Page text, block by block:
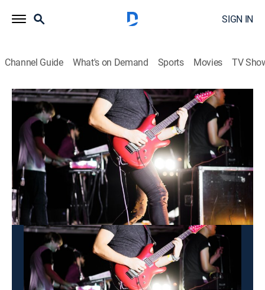
SIGN IN
Channel Guide What's on Demand Sports Movies TV
Música para tus ojos
Música para tus ojos
Entertainment, Music 2026
Un programa que muestra los videos musicales de los
artistas favoritos del momento.
This content is currently unavailable with a DIRECTV
Package or Genre Pack.